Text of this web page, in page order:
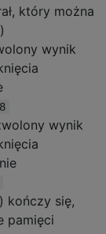
który można
)
wynik
wynik
kończy się,
pamięci